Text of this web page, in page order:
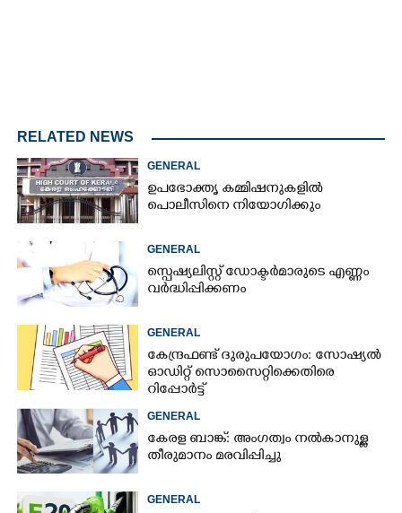
RELATED NEWS
GENERAL
ഉപഭോക്തൃ കമ്മിഷനുകളിൽ
പൊലീസിനെ നിയോഗിക്കും
GENERAL
സ്പെഷ്യലിസ്റ്റ് ഡോക്ടർമാരുടെ എണ്ണം
വർദ്ധിപ്പിക്കണം
GENERAL
കേന്ദ്രഫണ്ട് ദുരുപയോഗം: സോഷ്യൽ
ഓഡിറ്റ് സൊസൈറ്റിക്കെതിരെ
റിപ്പോർട്ട്
GENERAL
കേരള ബാങ്ക്: അംഗത്വം നൽകാനുള്ള
തീരുമാനം മരവിപ്പിച്ചു
GENERAL